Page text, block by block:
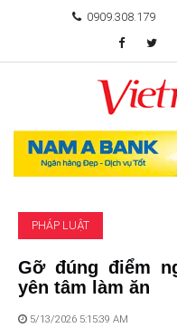
0909.308.179
TÂM ĐIỂM ĐẦU TƯ
TÀI CHÍNH
KHỞI NGHIỆP
GIẢI TRÍ & CÔNG NGHỆ
PHÁP LUẬT
Gỡ đúng điểm
yên tâm làm ăn
5/13/2026 5:15:39 AM